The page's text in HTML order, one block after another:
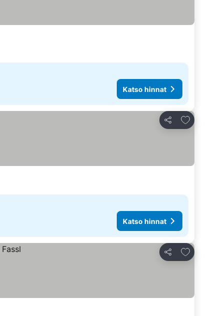
Katso hinnat
Jaa
Lisää
Katso hinnat
Jaa
Lisää